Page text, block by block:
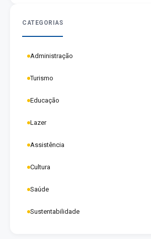
CATEGORIAS
Administração
Turismo
Educação
Lazer
Assistência
Cultura
Saúde
Sustentabilidade